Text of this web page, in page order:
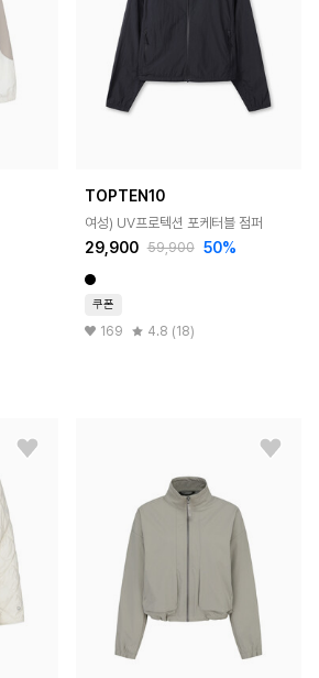
TOPTEN10
여성) UV프로텍션 포케터블 점퍼
29,900 59,900 50%
쿠폰
169 4.8 (18)